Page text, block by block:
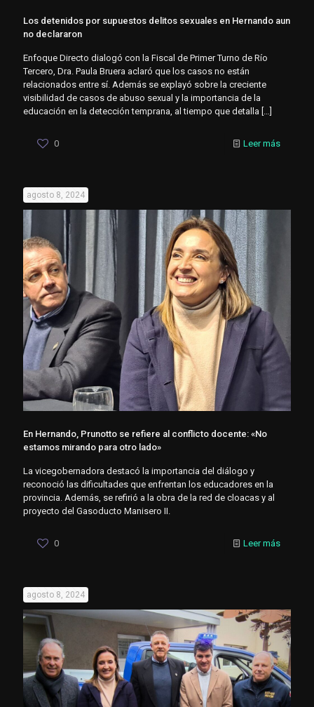
Los detenidos por supuestos delitos sexuales en Hernando aun
no declararon
Enfoque Directo dialogó con la Fiscal de Primer Turno de Río
Tercero, Dra. Paula Bruera aclaró que los casos no están
relacionados entre sí. Además se explayó sobre la creciente
visibilidad de casos de abuso sexual y la importancia de la
educación en la detección temprana, al tiempo que detalla […]
0 Leer más
agosto 8, 2024
En Hernando, Prunotto se refiere al conflicto docente: «No
estamos mirando para otro lado»
La vicegobernadora destacó la importancia del diálogo y
reconoció las dificultades que enfrentan los educadores en la
provincia. Además, se refirió a la obra de la red de cloacas y al
proyecto del Gasoducto Manisero II.
0 Leer más
agosto 8, 2024